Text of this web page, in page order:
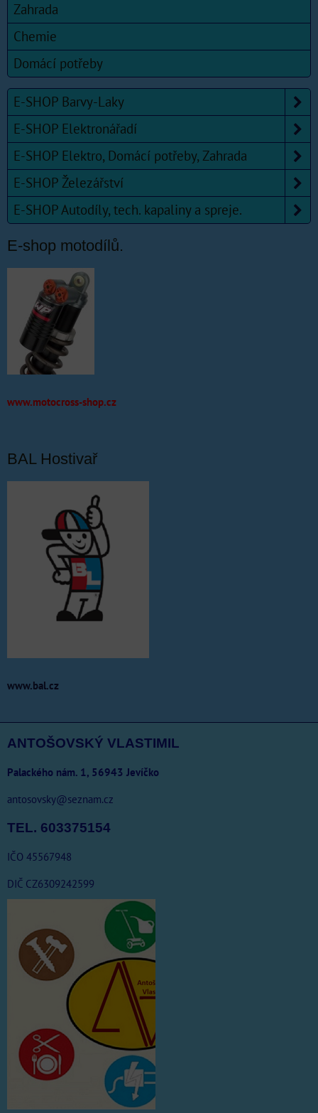
Zahrada
Chemie
Domácí potřeby
E-SHOP Barvy-Laky
E-SHOP Elektronářadí
E-SHOP Elektro, Domácí potřeby, Zahrada
E-SHOP Železářství
E-SHOP Autodíly, tech. kapaliny a spreje.
E-shop motodílů.
www.motocross-shop.cz
BAL Hostivař
www.bal.cz
ANTOŠOVSKÝ VLASTIMIL
Palackého nám. 1, 56943 Jevíčko
antosovsky@seznam.cz
TEL. 603375154
IČO 45567948
DIČ CZ6309242599